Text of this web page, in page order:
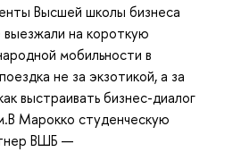
Высшей школы бизнеса
на короткую
мобильности в
не за экзотикой, а за
выстраивать бизнес-диалог
Марокко студенческую
ВШБ —